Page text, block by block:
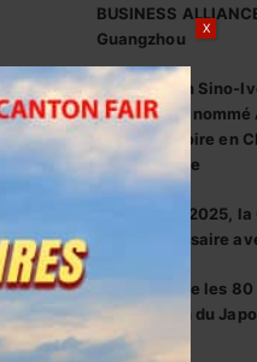
BUSINESS
Guangzhou
Coopération Sino-
Abou Dosso
la Côte d’Ivoire en
diplomatique
1er octobre 2025,
76e anniversaire
La Chine fête les
capitulation du
X